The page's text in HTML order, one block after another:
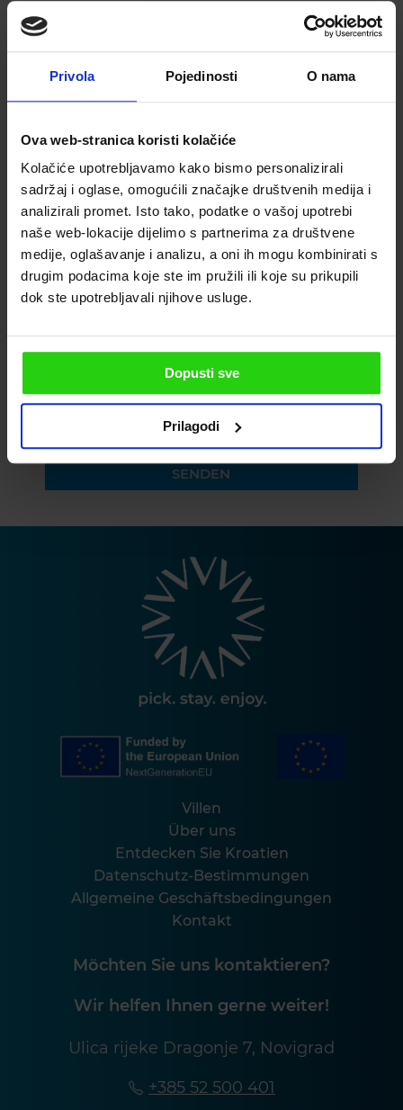
Privola Pojedinosti O nama
Ova web-stranica koristi kolačiće
Kolačiće upotrebljavamo kako bismo personalizirali
sadržaj i oglase, omogućili značajke društvenih medija i
analizirali promet. Isto tako, podatke o vašoj upotrebi
naše web-lokacije dijelimo s partnerima za društvene
medije, oglašavanje i analizu, a oni ih mogu kombinirati s
drugim podacima koje ste im pružili ili koje su prikupili
dok ste upotrebljavali njihove usluge.
Dopusti sve
Prilagodi
Abonnieren Sie unseren
Newsletter
GEBEN SIE BITTE IHRE E-MAIL-ADRESSE AN
BITTE GEBEN SIE IHRE TELEFONNUMMER EIN
Ich akzeptiere die Datenschutzerklärung
SENDEN
Villen
Über uns
Entdecken Sie Kroatien
Datenschutz-Bestimmungen
Allgemeine Geschäftsbedingungen
Kontakt
Möchten Sie uns kontaktieren?
Wir helfen Ihnen gerne weiter!
Ulica rijeke Dragonje 7, Novigrad
+385 52 500 401